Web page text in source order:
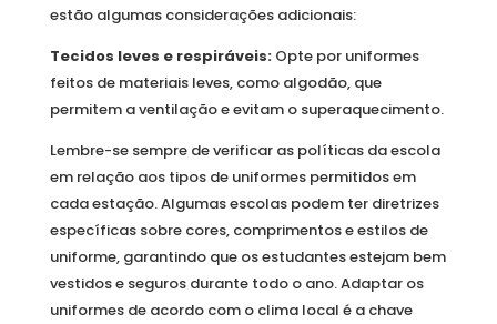
estão algumas considerações adicionais:
Tecidos leves e respiráveis: Opte por uniformes
feitos de materiais leves, como algodão, que
permitem a ventilação e evitam o superaquecimento.
Lembre-se sempre de verificar as políticas da escola
em relação aos tipos de uniformes permitidos em
cada estação. Algumas escolas podem ter diretrizes
específicas sobre cores, comprimentos e estilos de
uniforme, garantindo que os estudantes estejam bem
vestidos e seguros durante todo o ano. Adaptar os
uniformes de acordo com o clima local é a chave